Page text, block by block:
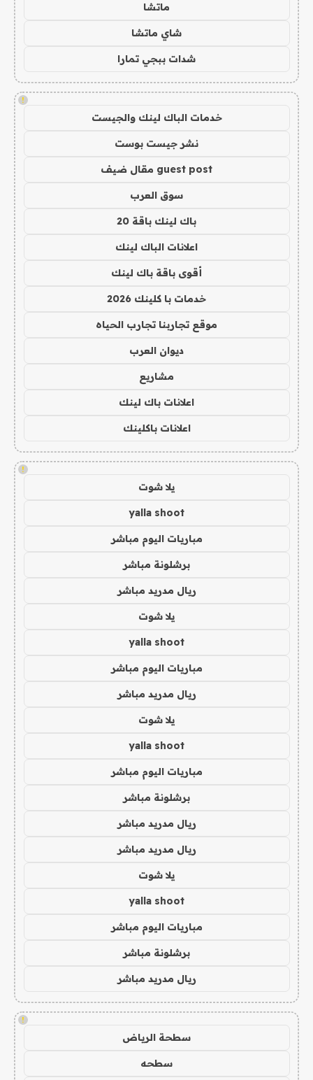
ماتشا
شاي ماتشا
شدات ببجي تمارا
!
خدمات الباك لينك والجيست
نشر جيست بوست
guest post مقال ضيف
سوق العرب
باك لينك باقة 20
اعلانات الباك لينك
أقوى باقة باك لينك
خدمات با كلينك 2026
موقع تجاربنا تجارب الحياه
ديوان العرب
مشاريع
اعلانات باك لينك
اعلانات باكلينك
!
يلا شوت
yalla shoot
مباريات اليوم مباشر
برشلونة مباشر
ريال مدريد مباشر
يلا شوت
yalla shoot
مباريات اليوم مباشر
ريال مدريد مباشر
يلا شوت
yalla shoot
مباريات اليوم مباشر
برشلونة مباشر
ريال مدريد مباشر
ريال مدريد مباشر
يلا شوت
yalla shoot
مباريات اليوم مباشر
برشلونة مباشر
ريال مدريد مباشر
!
سطحة الرياض
سطحه